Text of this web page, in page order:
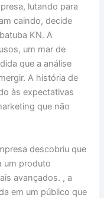
lutando para
caindo, decide
KN. A
um mar de
que a análise
A história de
às expectativas
que não
descobriu que
um produto
avançados. , a
em um público que